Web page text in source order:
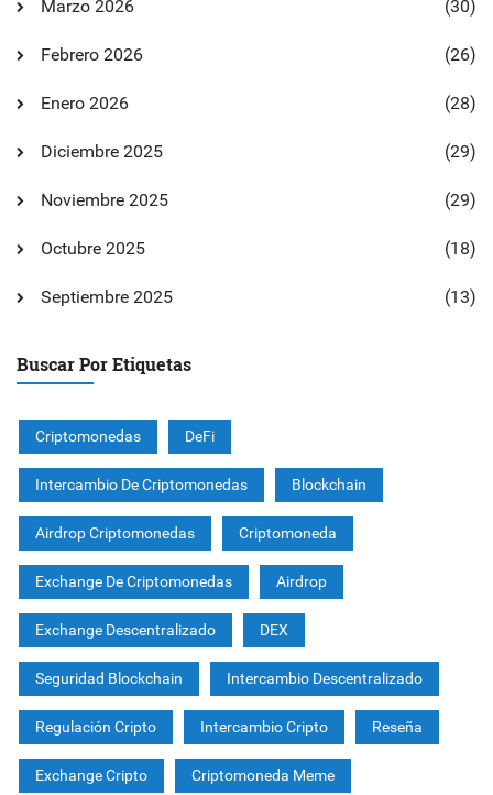
Marzo 2026 (30)
Febrero 2026 (26)
Enero 2026 (28)
Diciembre 2025 (29)
Noviembre 2025 (29)
Octubre 2025 (18)
Septiembre 2025 (13)
Buscar Por Etiquetas
Criptomonedas DeFi
Intercambio De Criptomonedas Blockchain
Airdrop Criptomonedas Criptomoneda
Exchange De Criptomonedas Airdrop
Exchange Descentralizado DEX
Seguridad Blockchain Intercambio Descentralizado
Regulación Cripto Intercambio Cripto Reseña
Exchange Cripto Criptomoneda Meme